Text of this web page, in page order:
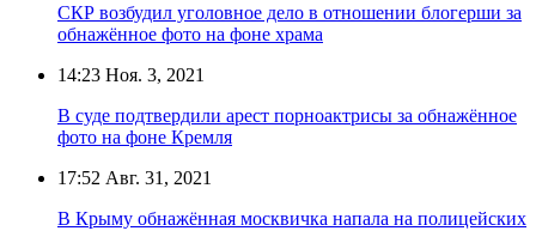
СКР возбудил уголовное дело в отношении блогерши за
обнажённое фото на фоне храма
14:23 Ноя. 3, 2021
В суде подтвердили арест порноактрисы за обнажённое
фото на фоне Кремля
17:52 Авг. 31, 2021
В Крыму обнажённая москвичка напала на полицейских